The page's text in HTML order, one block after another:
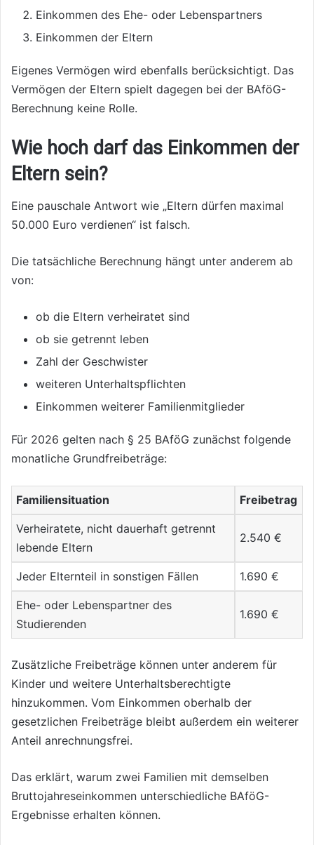
Einkommen des Ehe- oder Lebenspartners
Einkommen der Eltern
Eigenes Vermögen wird ebenfalls berücksichtigt. Das
Vermögen der Eltern spielt dagegen bei der BAföG-
Berechnung keine Rolle.
Wie hoch darf das Einkommen der
Eltern sein?
Eine pauschale Antwort wie „Eltern dürfen maximal
50.000 Euro verdienen“ ist falsch.
Die tatsächliche Berechnung hängt unter anderem ab
von:
ob die Eltern verheiratet sind
ob sie getrennt leben
Zahl der Geschwister
weiteren Unterhaltspflichten
Einkommen weiterer Familienmitglieder
Für 2026 gelten nach § 25 BAföG zunächst folgende
monatliche Grundfreibeträge:
Familiensituation Freibetrag
Verheiratete, nicht dauerhaft getrennt
lebende Eltern
2.540 €
Jeder Elternteil in sonstigen Fällen 1.690 €
Ehe- oder Lebenspartner des
Studierenden
1.690 €
Zusätzliche Freibeträge können unter anderem für
Kinder und weitere Unterhaltsberechtigte
hinzukommen. Vom Einkommen oberhalb der
gesetzlichen Freibeträge bleibt außerdem ein weiterer
Anteil anrechnungsfrei.
Das erklärt, warum zwei Familien mit demselben
Bruttojahreseinkommen unterschiedliche BAföG-
Ergebnisse erhalten können.